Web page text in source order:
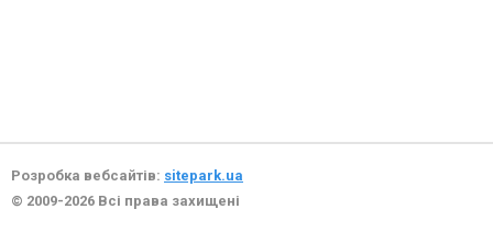
Розробка вебсайтів: sitepark.ua
© 2009-2026 Всі права захищені